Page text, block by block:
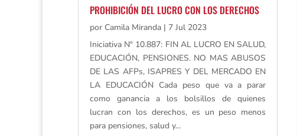
PROHIBICIÓN DEL LUCRO CON LOS DERECHOS
por Camila Miranda | 7 Jul 2023
Iniciativa Nº 10.887: FIN AL LUCRO EN SALUD,
EDUCACIÓN, PENSIONES. NO MAS ABUSOS
DE LAS AFPs, ISAPRES Y DEL MERCADO EN
LA EDUCACIÓN Cada peso que va a parar
como ganancia a los bolsillos de quienes
lucran con los derechos, es un peso menos
para pensiones, salud y...